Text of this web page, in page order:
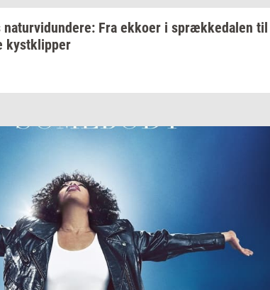
na­tur­vi­dun­de­re: Fra ek­ko­er i spræk­ke­da­len til
kyst­klip­per